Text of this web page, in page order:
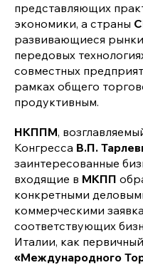
представляющих
экономики, а страны
развивающиеся
передовых
совместных
рамках общего
продуктивным.
НКППМ,
Конгресса В.П.
заинтересованные
входящие в МКПП
конкретными
коммерческими
соответствующих
Италии, как
«Международного